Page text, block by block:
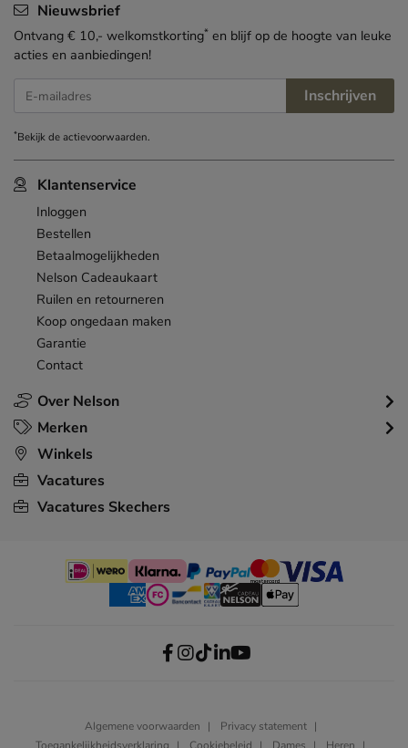
Over Nelson
Klantenservice
Inloggen
Bestellen
Betaalmogelijkheden
Nelson Cadeaukaart
Ruilen en retourneren
Koop ongedaan maken
Garantie
Contact
Merken
Winkels
Vacatures
Vacatures Skechers
Nieuwsbrief
Ontvang € 10,- welkomstkorting* en blijf op de hoogte van leuke
acties en aanbiedingen!
E-mailadres Inschrijven
*Bekijk deactievoorwaarden.
Algemene voorwaarden
Privacy statement